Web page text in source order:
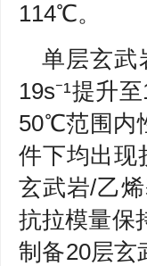
114℃。
单层玄武
19s⁻¹提升
50℃范围内
件下均出现
玄武岩/乙
抗拉模量保
制备20层玄